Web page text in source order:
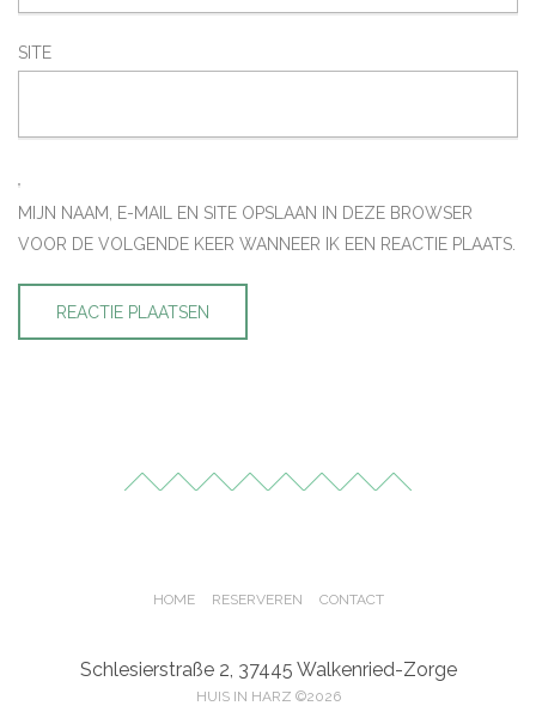
SITE
MIJN NAAM, E-MAIL EN SITE OPSLAAN IN DEZE BROWSER
VOOR DE VOLGENDE KEER WANNEER IK EEN REACTIE PLAATS.
HOME RESERVEREN CONTACT
Schlesierstraße 2, 37445 Walkenried-Zorge
HUIS IN HARZ ©2026